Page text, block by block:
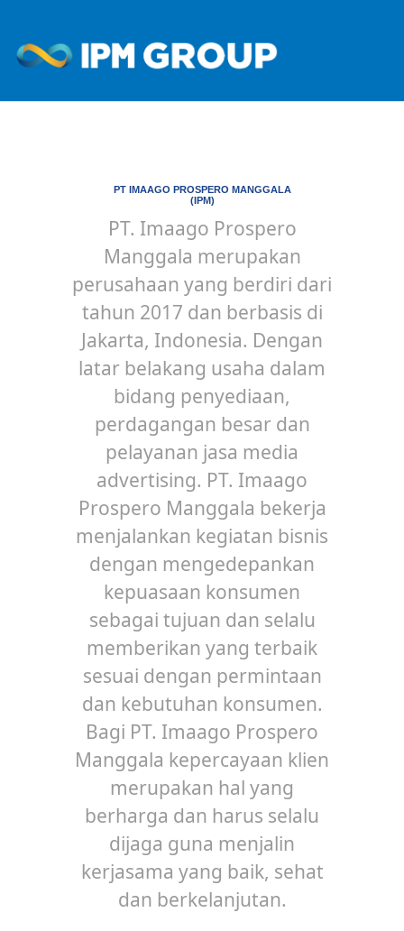
PT IMAAGO PROSPERO MANGGALA
(IPM)
PT. Imaago Prospero
Manggala merupakan
perusahaan yang berdiri dari
tahun 2017 dan berbasis di
Jakarta, Indonesia. Dengan
latar belakang usaha dalam
bidang penyediaan,
perdagangan besar dan
pelayanan jasa media
advertising. PT. Imaago
Prospero Manggala bekerja
menjalankan kegiatan bisnis
dengan mengedepankan
kepuasaan konsumen
sebagai tujuan dan selalu
memberikan yang terbaik
sesuai dengan permintaan
dan kebutuhan konsumen.
Bagi PT. Imaago Prospero
Manggala kepercayaan klien
merupakan hal yang
berharga dan harus selalu
dijaga guna menjalin
kerjasama yang baik, sehat
dan berkelanjutan.